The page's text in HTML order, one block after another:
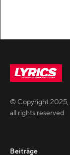
© Copyright2025,
all rights reserved
Beiträge